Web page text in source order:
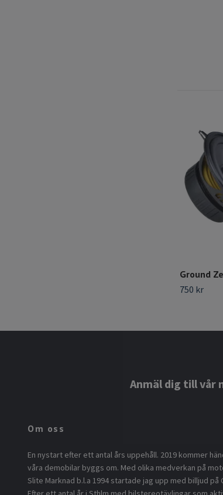
Ground
750 kr
Anmäl dig till vår
Om oss
En nystart efter ett antal års uppehåll. 2019 kommer
våra demobilar byggs om. Med olika medverkan på
Slite Marknad b.l.a 1994 startade jag upp med billjud på